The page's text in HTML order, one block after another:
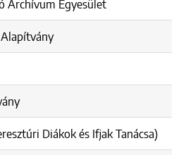
Archívum Egyesület
Alapítvány
Diákok és Ifjak Tanácsa)